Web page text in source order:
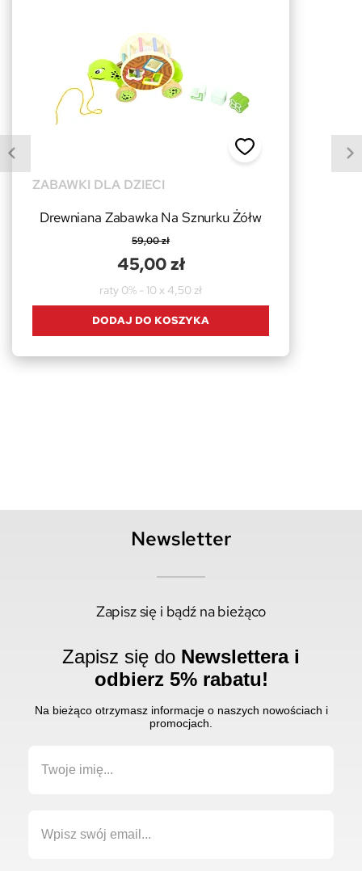
ZABAWKI DLA DZIECI
Drewniana Zabawka Na Sznurku Żółw
59,00 zł
45,00 zł
raty 0% - 10 x 4,50 zł
DODAJ DO KOSZYKA
Newsletter
Zapisz się i bądź na bieżąco
Zapisz się do Newslettera i
odbierz 5% rabatu!
Na bieżąco otrzymasz informacje o naszych nowościach i
promocjach.